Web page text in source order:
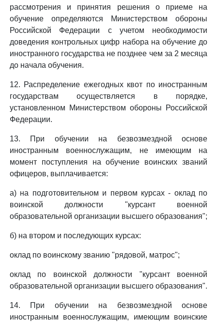
рассмотрения и принятия решения о приеме на
обучение определяются Министерством обороны
Российской Федерации с учетом необходимости
доведения контрольных цифр набора на обучение до
иностранного государства не позднее чем за 2 месяца
до начала обучения.
12. Распределение ежегодных квот по иностранным
государствам осуществляется в порядке,
установленном Министерством обороны Российской
Федерации.
13. При обучении на безвозмездной основе
иностранным военнослужащим, не имеющим на
момент поступления на обучение воинских званий
офицеров, выплачивается:
а) на подготовительном и первом курсах - оклад по
воинской должности "курсант военной
образовательной организации высшего образования";
б) на втором и последующих курсах:
оклад по воинскому званию "рядовой, матрос";
оклад по воинской должности "курсант военной
образовательной организации высшего образования".
14. При обучении на безвозмездной основе
иностранным военнослужащим, имеющим воинские